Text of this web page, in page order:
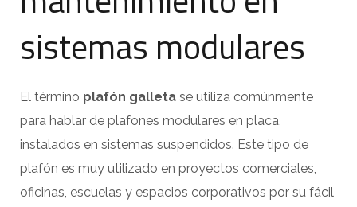
sistemas modulares
El término plafón galleta se utiliza comúnmente
para hablar de plafones modulares en placa,
instalados en sistemas suspendidos. Este tipo de
plafón es muy utilizado en proyectos comerciales,
oficinas, escuelas y espacios corporativos por su fácil